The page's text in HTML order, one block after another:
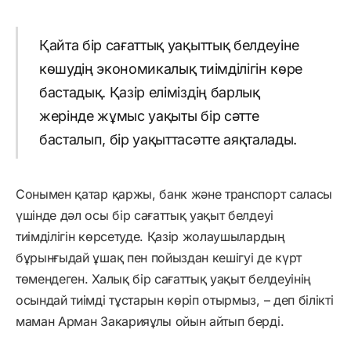
Қайта бір сағаттық уақыттық белдеуіне
көшудің экономикалық тиімділігін көре
бастадық. Қазір еліміздің барлық
жерінде жұмыс уақыты бір сәтте
басталып, бір уақыттасәтте аяқталады.
Сонымен қатар қаржы, банк және транспорт саласы
үшінде дәл осы бір сағаттық уақыт белдеуі
тиімділігін көрсетуде. Қазір жолаушылардың
бұрынғыдай ұшақ пен пойыздан кешігуі де күрт
төмендеген. Халық бір сағаттық уақыт белдеуінің
осындай тиімді тұстарын көріп отырмыз, – деп білікті
маман Арман Закарияұлы ойын айтып берді.